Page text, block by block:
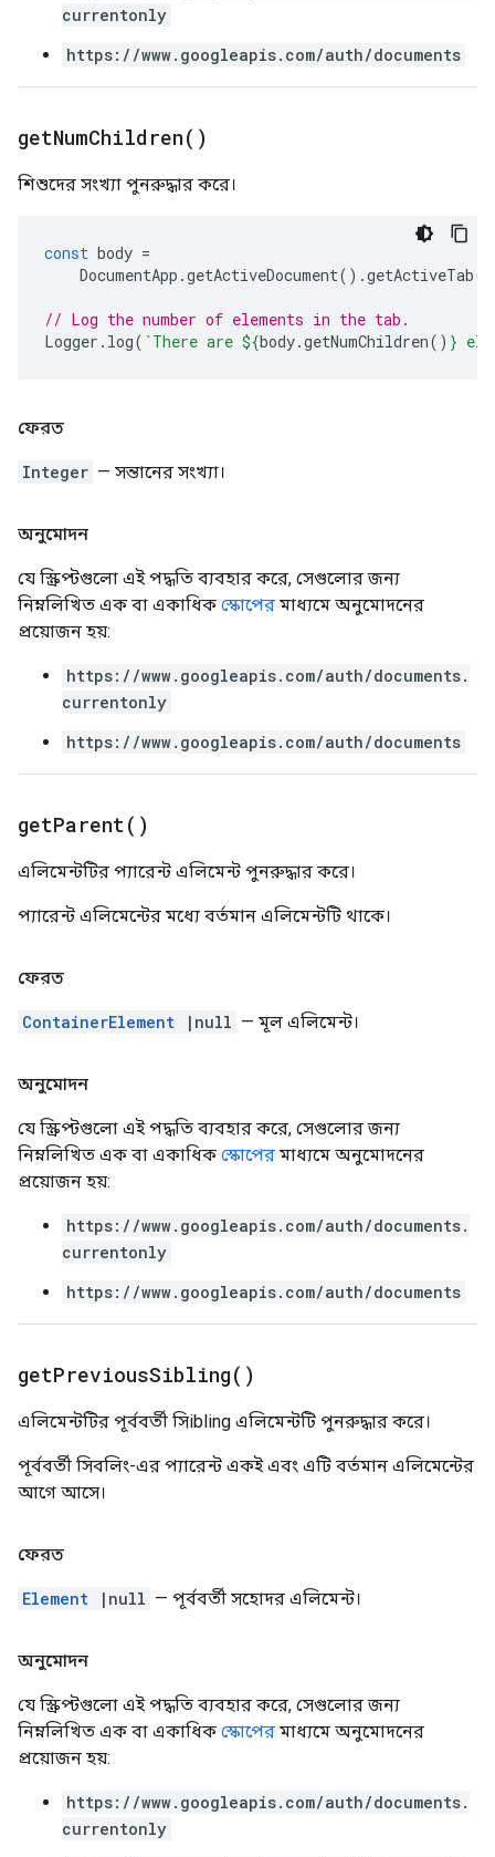
currentonly
https://www.googleapis.com/auth/documents
getNumChildren( )
শিশুদের সংখ্যা পুনরুদ্ধার করে।
const body =
DocumentApp .getActiveDocument().getActiveTab
// Log the number of elements in the tab.
Logger . log( `There are ${body.getNumChildren() }
ফেরত
Integer — সন্তানের সংখ্যা।
অনুমোদন
যে স্ক্রিপ্টগুলো এই পদ্ধতি ব্যবহার করে, সেগুলোর জন্য
নিম্নলিখিত এক বা একাধিক স্কোপের মাধ্যমে অনুমোদনের
প্রয়োজন হয়:
https://www.googleapis.com/auth/documents.
currentonly
https://www.googleapis.com/auth/documents
getParent( )
এলিমেন্টটির প্যারেন্ট এলিমেন্ট পুনরুদ্ধার করে।
প্যারেন্ট এলিমেন্টের মধ্যে বর্তমান এলিমেন্টটি থাকে।
ফেরত
ContainerElement |null — মূল এলিমেন্ট।
অনুমোদন
যে স্ক্রিপ্টগুলো এই পদ্ধতি ব্যবহার করে, সেগুলোর জন্য
নিম্নলিখিত এক বা একাধিক স্কোপের মাধ্যমে অনুমোদনের
প্রয়োজন হয়:
https://www.googleapis.com/auth/documents.
currentonly
https://www.googleapis.com/auth/documents
getPreviousSibling( )
এলিমেন্টটির পূর্ববর্তী সিibling এলিমেন্টটি পুনরুদ্ধার করে।
পূর্ববর্তী সিবলিং-এর প্যারেন্ট একই এবং এটি বর্তমান এলিমেন্টের
আগে আসে।
ফেরত
Element |null — পূর্ববর্তী সহোদর এলিমেন্ট।
অনুমোদন
যে স্ক্রিপ্টগুলো এই পদ্ধতি ব্যবহার করে, সেগুলোর জন্য
নিম্নলিখিত এক বা একাধিক স্কোপের মাধ্যমে অনুমোদনের
প্রয়োজন হয়:
https://www.googleapis.com/auth/documents.
currentonly